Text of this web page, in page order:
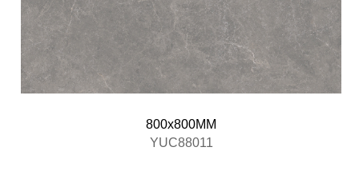
800x800MM
YUC88011